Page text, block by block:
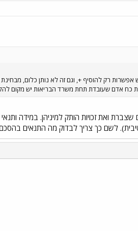
כח אדם שעובדת תחת משרד הבריאות יש מקום
ואת זכויות הותק למיניהן. במידה
לשם כך צריך לבדוק מה התנאים